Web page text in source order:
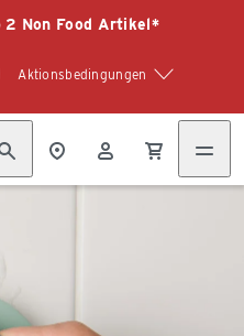
2 Non Food Artikel*
Aktionsbedingungen